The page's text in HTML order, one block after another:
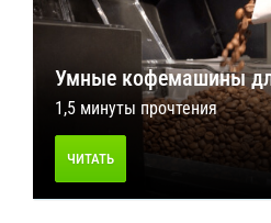
Умные кофемашины
1,5 минуты прочтения
ЧИТАТЬ